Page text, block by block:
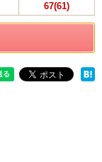
67(61)